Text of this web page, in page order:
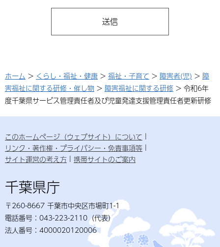
ホーム > くらし・福祉・健康 > 福祉・子育て > 障害者(児) > 障
害福祉に関する研修・催し物 > 障害福祉に関する研修 > 令和6年
度千葉県サービス管理責任者及び児童発達支援管理責任者更新研修
このホームページ（ウェブサイト）について
リンク・著作権・プライバシー・免責事項等
サイト運営の考え方
携帯サイトのご案内
千葉県庁
〒260-8667 千葉市中央区市場町1-1
電話番号：043-223-2110（代表）
法人番号：4000020120006